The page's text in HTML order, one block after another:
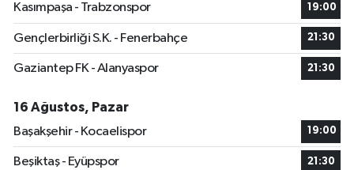
Kasımpaşa - Trabzonspor 19:00
Gençlerbirliği S.K. - Fenerbahçe 21:30
Gaziantep FK - Alanyaspor 21:30
16 Ağustos, Pazar
Başakşehir - Kocaelispor
19:00
Beşiktaş - Eyüpspor 21:30